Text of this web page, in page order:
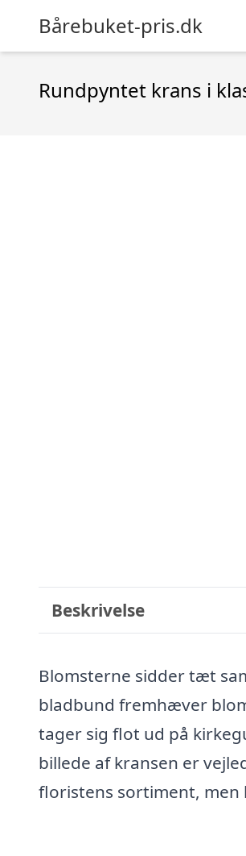
Bårebuket-pris.dk
Rundpyntet krans i
Beskrivelse
Blomsterne sidder tæt
bladbund fremhæver
tager sig flot ud på
billede af kransen er
floristens sortiment, men